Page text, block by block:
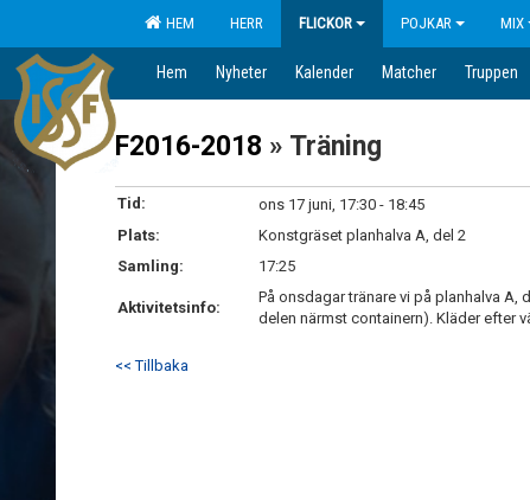
HEM HERR FLICKOR POJKAR MIX
Hem Nyheter Kalender Matcher Truppen
F2016-2018 » Träning
Tid:
ons 17 juni, 17:30 - 18:45
Plats:
Konstgräset planhalva A, del 2
Samling:
17:25
Aktivitetsinfo:
På onsdagar tränare vi på planhalva A,
delen närmst containern). Kläder efter
<< Tillbaka